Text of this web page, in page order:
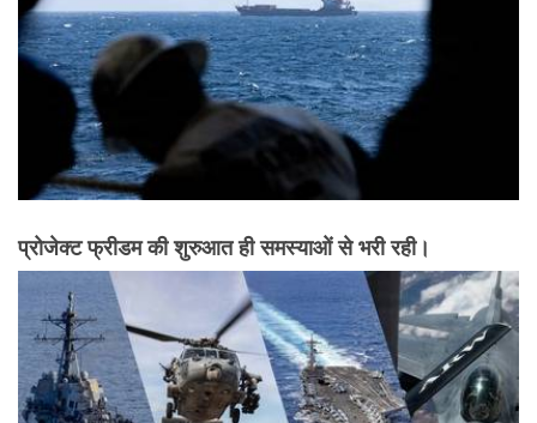
प्रोजेक्ट फ्रीडम की शुरुआत ही समस्याओं से भरी रही।